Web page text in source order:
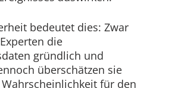
bedeutet dies: Zwar
die
gründlich und
überschätzen sie
für den